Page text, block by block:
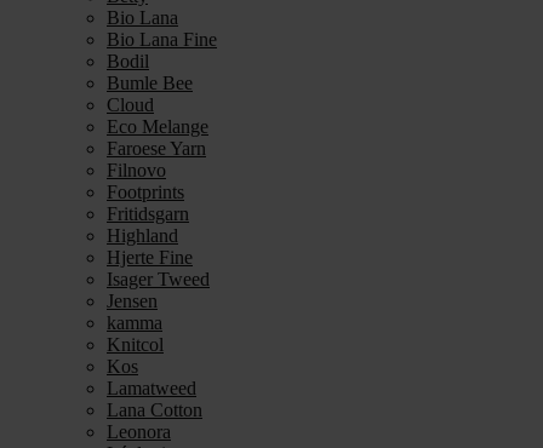
Bio Lana
Bio Lana Fine
Bodil
Bumle Bee
Cloud
Eco Melange
Faroese Yarn
Filnovo
Footprints
Fritidsgarn
Highland
Hjerte Fine
Isager Tweed
Jensen
kamma
Knitcol
Kos
Lamatweed
Lana Cotton
Leonora